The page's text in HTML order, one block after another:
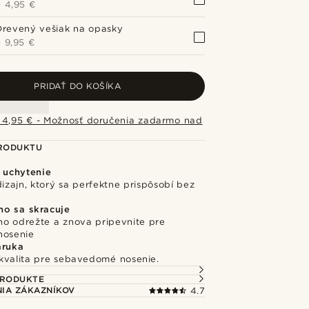
4,95 €
vešiak na opasky
9,95 €
PRIDAŤ DO KOŠÍKA
€ - Možnosť doručenia zadarmo nad
ktorý sa perfektne prispôsobí bez
sa skracuje
odrežte a znova pripevnite pre
pre sebavedomé nosenie.
ZÁKAZNÍKOV
4.7